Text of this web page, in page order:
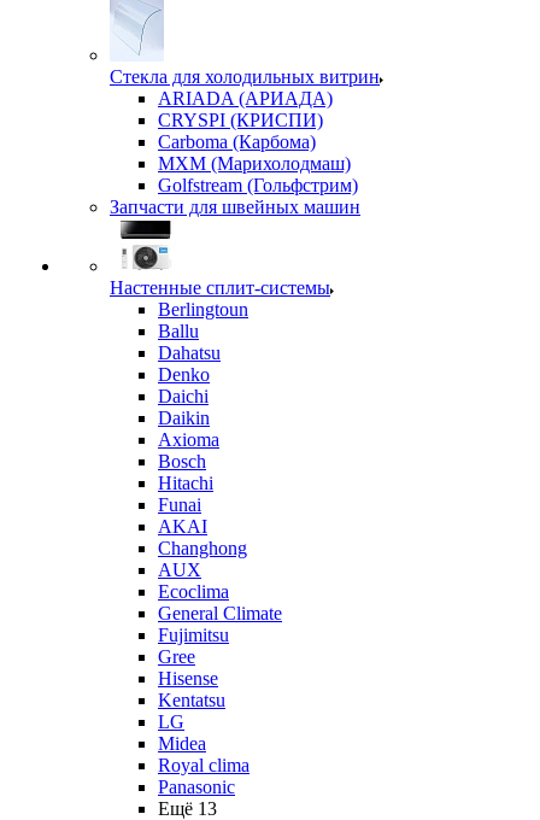
Стекла для холодильных витрин
ARIADA (АРИАДА)
CRYSPI (КРИСПИ)
Carboma (Карбома)
MXM (Марихолодмаш)
Golfstream (Гольфстрим)
Запчасти для швейных машин
Настенные сплит-системы
Berlingtoun
Ballu
Dahatsu
Denko
Daichi
Daikin
Axioma
Bosch
Hitachi
Funai
AKAI
Changhong
AUX
Ecoclima
General Climate
Fujimitsu
Gree
Hisense
Kentatsu
LG
Midea
Royal clima
Panasonic
Ещё 13